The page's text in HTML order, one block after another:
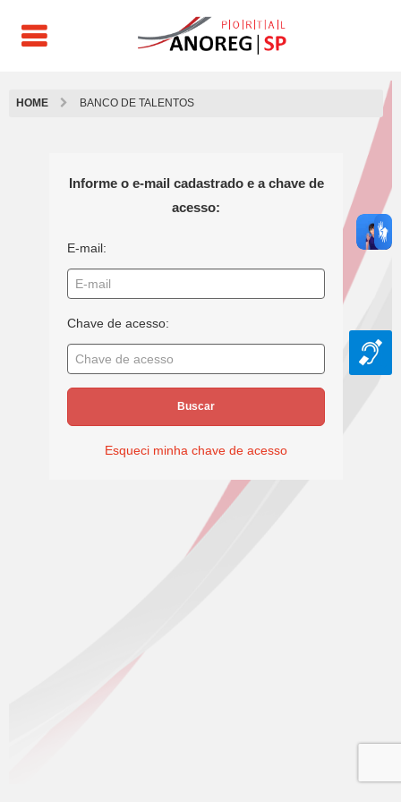
HOME BANCO DE TALENTOS
Informe o e-mail cadastrado e a chave de
acesso:
E-mail:
Chave de acesso:
Buscar
Esqueci minha chave de acesso